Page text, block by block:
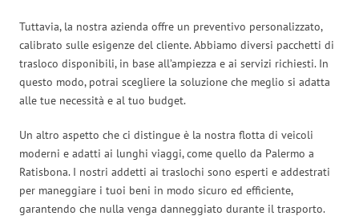
Tuttavia, la nostra azienda offre un preventivo personalizzato,
calibrato sulle esigenze del cliente. Abbiamo diversi pacchetti di
trasloco disponibili, in base all’ampiezza e ai servizi richiesti. In
questo modo, potrai scegliere la soluzione che meglio si adatta
alle tue necessità e al tuo budget.
Un altro aspetto che ci distingue è la nostra flotta di veicoli
moderni e adatti ai lunghi viaggi, come quello da Palermo a
Ratisbona. I nostri addetti ai traslochi sono esperti e addestrati
per maneggiare i tuoi beni in modo sicuro ed efficiente,
garantendo che nulla venga danneggiato durante il trasporto.